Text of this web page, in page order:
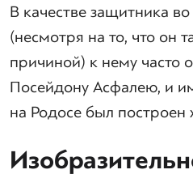
В качестве защитника
(несмотря на то, что он
причиной) к нему часто
Посейдону Асфалею, и
на Родосе был построен